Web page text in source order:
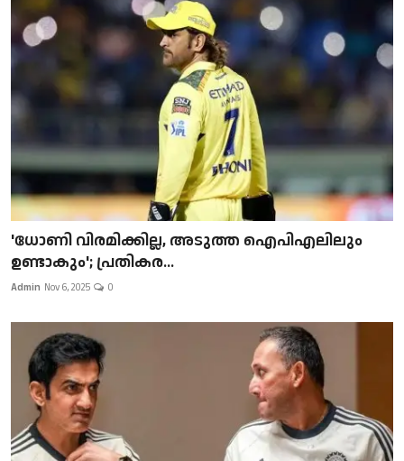
'ധോണി വിരമിക്കില്ല, അടുത്ത ഐപിഎലിലും
ഉണ്ടാകും'; പ്രതികര...
Admin Nov 6, 2025 0